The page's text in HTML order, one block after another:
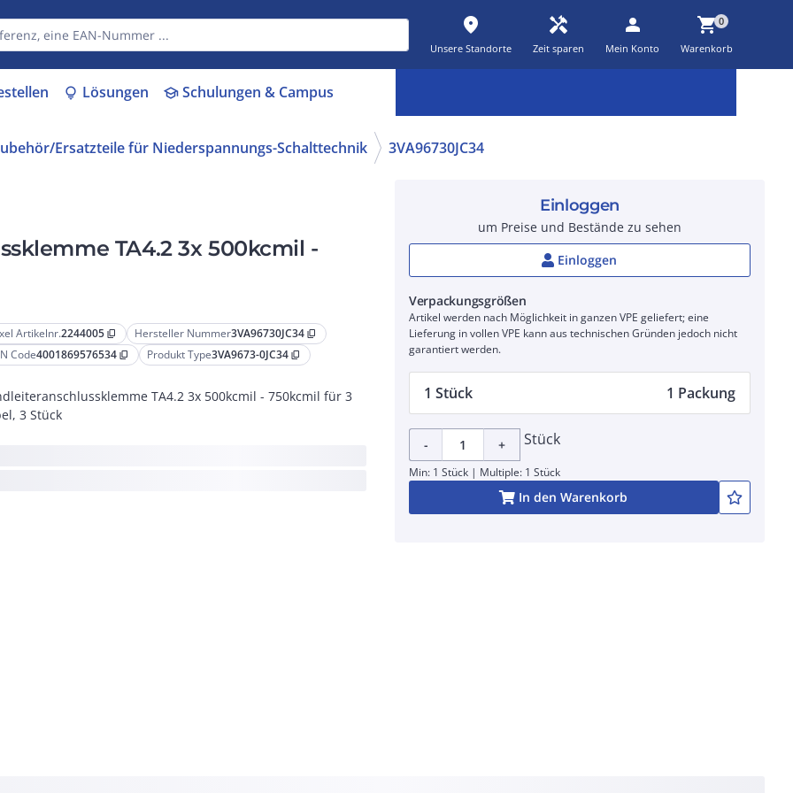
place
Unsere Standorte
handyman
Zeit sparen
person
Mein Konto
shopping_cart0
Warenkorb
lightbulb Lösungen schoolSchulungen & Campus
Ersatzteile für Niederspannungs-Schalttechnik 3VA96730JC34
TA4.2 3x 500kcmil -
Artikelnr.2244005 content_copy Hersteller Nummer3VA96730JC34 content_copy
Code4001869576534 content_copy Produkt Type3VA9673-0JC34 content_copy
TA4.2 3x 500kcmil - 750kcmil für 3
3 Stück
Einloggen
um Preise und Bestände zu sehen
Einloggen
Verpackungsgrößen
Artikel werden nach Möglichkeit in ganzen VPE geliefert; eine
Lieferung in vollen VPE kann aus technischen Gründen jedoch nicht
garantiert werden.
1 Stück 1 Packung
- + Stück
Min: 1 Stück | Multiple: 1 Stück
In den Warenkorb